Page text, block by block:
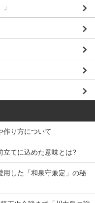
作り方について
立てに込めた意味とは?
用した「和泉守兼定」の秘